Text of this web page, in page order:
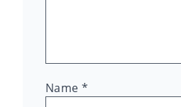
Name *